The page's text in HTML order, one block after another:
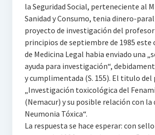
la Seguridad Social, perteneciente al
Sanidad y Consumo, tenia dinero-
proyecto de investigación del
principios de septiembre de 1985
de Medicina Legal habia enviado una
ayuda para investigación“,
y cumplimentada (S. 155). El titulo del
„Investigación toxicológica del
(Nemacur) y su posible relación con la
Neumonia Tóxica“.
La respuesta se hace esperar: con